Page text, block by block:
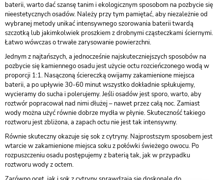
baterii, warto dać szansę tanim i ekologicznym sposobom na pozbycie się
nieestetycznych osadów. Należy przy tym pamiętać, aby niezależnie od
wybranej metody unikać intensywnego szorowania baterii twardą
szczotką lub jakimkolwiek proszkiem z drobnymi cząsteczkami ściernymi.
Łatwo wówczas o trwałe zarysowanie powierzchni.
Jednym z najtańszych, a jednocześnie najskuteczniejszych sposobów na
pozbycie się kamiennego osadu jest użycie octu rozcieńczonego wodą w
proporcji 1:1. Nasączoną ściereczką owijamy zakamienione miejsca
baterii, a po upływie 30-60 minut wszystko dokładnie spłukujemy,
wycieramy do sucha i polerujemy. Jeśli osadów jest sporo, warto, aby
roztwór popracował nad nimi dłużej – nawet przez całą noc. Zamiast
wody można użyć równie dobrze mydła w płynie. Skuteczność takiego
roztworu jest zbliżona, a zapach octu nie jest tak intensywny.
Równie skuteczny okazuje się sok z cytryny. Najprostszym sposobem jest
wtarcie w zakamienione miejsca soku z połówki świeżego owocu. Po
rozpuszczeniu osadu postępujemy z baterią tak, jak w przypadku
roztworu wody z octem.